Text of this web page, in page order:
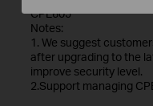
CPE605
Notes:
1. We suggest
after upgrading to the
improve security level.
2.Support managing